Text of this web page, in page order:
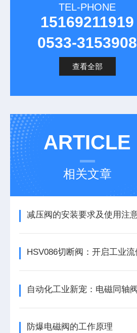
TEL-PHONE
15169211919
0533-3153908
查看全部
ARTICLE
相关文章
防爆电磁阀的工作原理